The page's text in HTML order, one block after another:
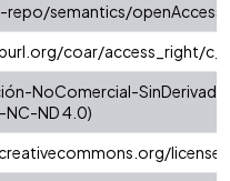
repo/semantics/openAccess
coar/access_right/
NoComercial-
NC-ND 4.0)